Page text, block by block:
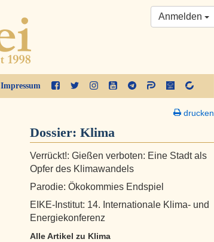
Impressum
Anmelden
drucken
Dossier: Klima
Verrückt!: Gießen verboten: Eine Stadt als
Opfer des Klimawandels
Parodie: Ökokommies Endspiel
EIKE-Institut: 14. Internationale Klima- und
Energiekonferenz
Alle Artikel zu Klima